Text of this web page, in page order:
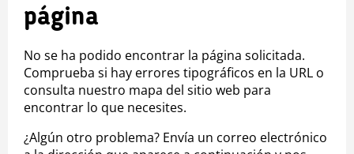
página
No se ha podido encontrar la página solicitada.
Comprueba si hay errores tipográficos en la URL o
consulta nuestro mapa del sitio web para
encontrar lo que necesites.
¿Algún otro problema? Envía un correo electrónico